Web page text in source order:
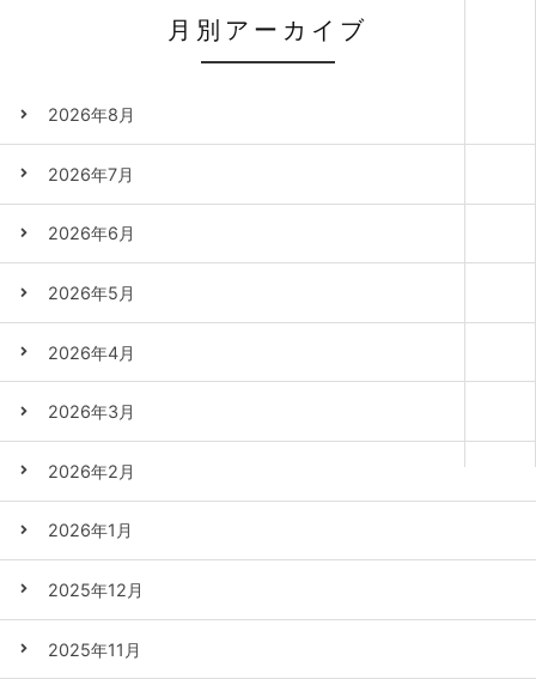
月別アーカイブ
2026年8月
2026年7月
2026年6月
2026年5月
2026年4月
2026年3月
2026年2月
2026年1月
2025年12月
2025年11月